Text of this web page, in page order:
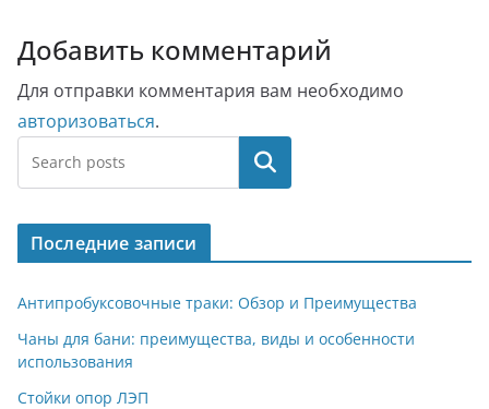
Добавить комментарий
Для отправки комментария вам необходимо
авторизоваться.
Поиск
Последние записи
Антипробуксовочные траки: Обзор и Преимущества
Чаны для бани: преимущества, виды и особенности
использования
Стойки опор ЛЭП